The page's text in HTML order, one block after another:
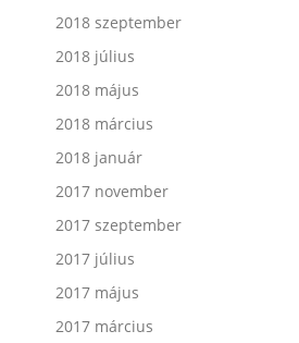
2018 szeptember
2018 július
2018 május
2018 március
2018 január
2017 november
2017 szeptember
2017 július
2017 május
2017 március